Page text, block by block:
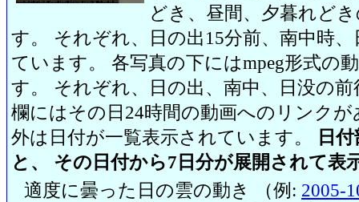
どき、昼間、夕暮れど
す。 それぞれ、日の出15分前、南中時
ています。 各写真の下にはmpeg形式の
す。 それぞれ、日の出、南中、日没の
欄にはその日24時間の動画へのリンク
外は日付が一覧表示されています。
日
と、 その日付から7日分が展開されて表
適度に曇った日の雲の動き （例: 2005-